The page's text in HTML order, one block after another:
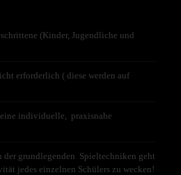
(Kinder, Jugendliche und
erforderlich ( diese werden auf
individuelle, praxisnahe
der grundlegenden Spieltechniken geht
jedes einzelnen Schülers zu wecken!